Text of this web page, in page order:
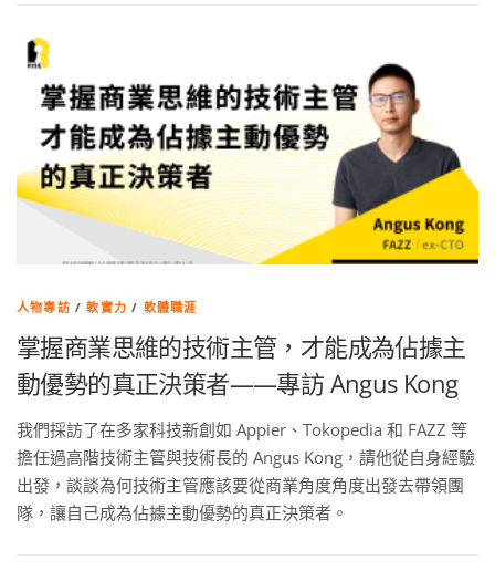
人物專訪 /軟實力 / 軟體職涯
掌握商業思維的技術主管，才能成為佔據主
動優勢的真正決策者——專訪 Angus Kong
我們採訪了在多家科技新創如 Appier、Tokopedia 和 FAZZ 等
擔任過高階技術主管與技術長的 Angus Kong，請他從自身經驗
出發，談談為何技術主管應該要從商業角度角度出發去帶領團
隊，讓自己成為佔據主動優勢的真正決策者。